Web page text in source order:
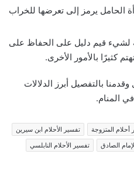
الحامل يرمز إلى تعرضها للخراب
لشيء قيم دليل على الحفاظ على
كثيرًا بالأمور الأخرى.
بالتفصيل أبرز الدلالات
المنام.
أحلام المتزوجة
تفسير الأحلام ابن سيرين
الصادق تفسير الأحلام النابلسي